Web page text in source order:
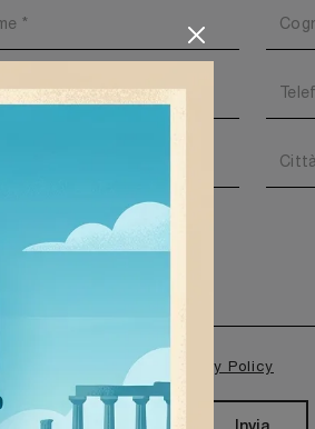
Ho preso visione della Privacy Policy